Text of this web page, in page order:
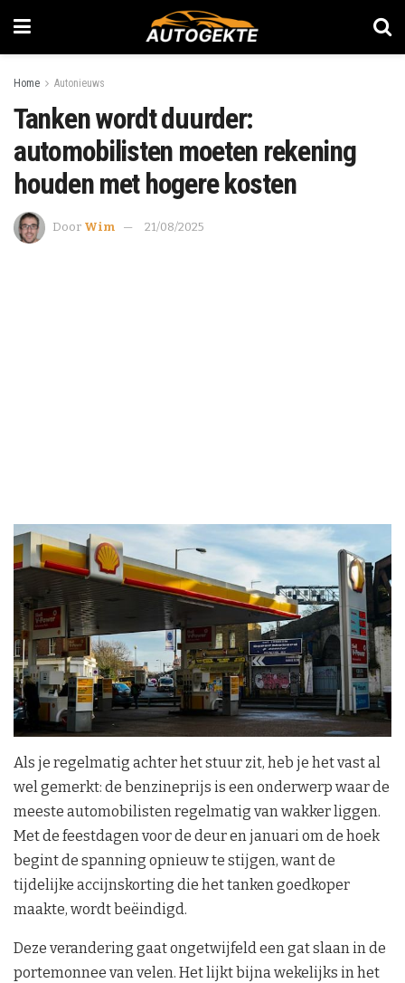
Home Autonieuws
Tanken wordt duurder:
automobilisten moeten rekening
houden met hogere kosten
Door Wim 21/08/2025
Als je regelmatig achter het stuur zit, heb je het vast al
wel gemerkt: de benzineprijs is een onderwerp waar de
meeste automobilisten regelmatig van wakker liggen.
Met de feestdagen voor de deur en januari om de hoek
begint de spanning opnieuw te stijgen, want de
tijdelijke accijnskorting die het tanken goedkoper
maakte, wordt beëindigd.
Deze verandering gaat ongetwijfeld een gat slaan in de
portemonnee van velen. Het lijkt bijna wekelijks in het